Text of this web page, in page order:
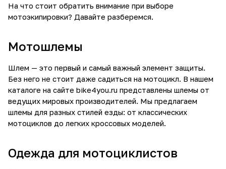
На что стоит обратить внимание при выборе
мотоэкипировки? Давайте разберемся.
Мотошлемы
Шлем — это первый и самый важный элемент защиты.
Без него не стоит даже садиться на мотоцикл. В нашем
каталоге на сайте bike4you.ru представлены шлемы от
ведущих мировых производителей. Мы предлагаем
шлемы для разных стилей езды: от классических
мотоциклов до легких кроссовых моделей.
Одежда для мотоциклистов